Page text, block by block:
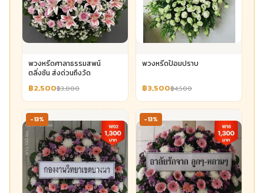
พวงหรีดศาลาธรรมสพน์
ตลิ่งชัน ส่งด่วนถึงวัด
฿2,500฿3,000
พวงหรีดป้อมปราบ
฿3,500฿4,500
-13% -13%